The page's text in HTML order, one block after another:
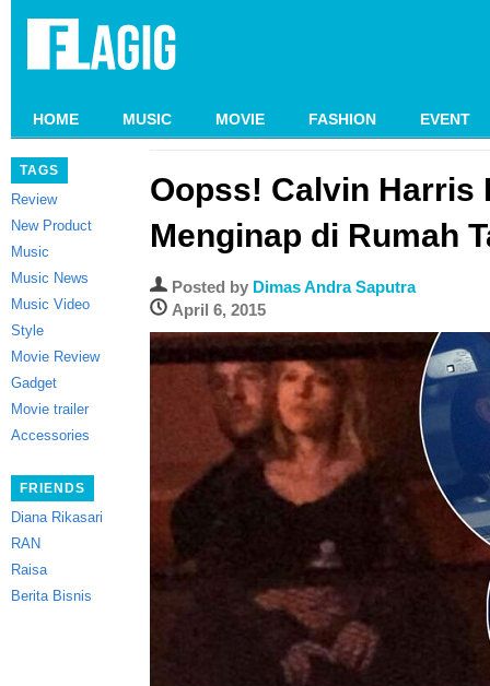
HOME MUSIC MOVIE FASHION EVENT
TAGS
Review
New Product
Music
Music News
Music Video
Style
Movie Review
Gadget
Movie trailer
Accessories
FRIENDS
Diana Rikasari
RAN
Raisa
Berita Bisnis
Oopss! Calvin Harris
Menginap di Rumah
Posted by Dimas Andra Saputra
April 6, 2015